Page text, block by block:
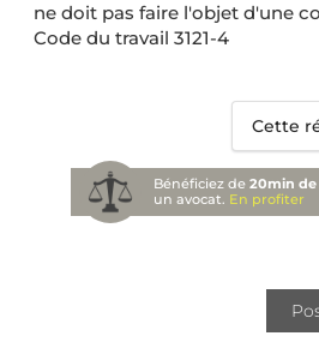
ne doit pas faire l'objet d'une
Code du travail 3121-4
Cette
Bénéficiez de20min
un avocat. En profiter